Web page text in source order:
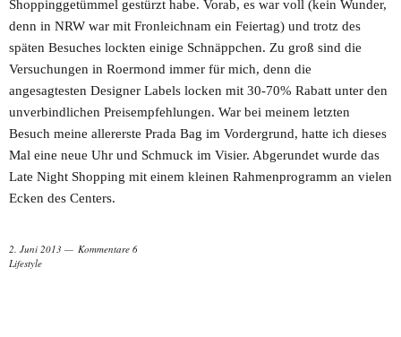
Shoppinggetümmel gestürzt habe. Vorab, es war voll (kein Wunder,
denn in NRW war mit Fronleichnam ein Feiertag) und trotz des
späten Besuches lockten einige Schnäppchen. Zu groß sind die
Versuchungen in Roermond immer für mich, denn die
angesagtesten Designer Labels locken mit 30-70% Rabatt unter den
unverbindlichen Preisempfehlungen. War bei meinem letzten
Besuch meine allererste Prada Bag im Vordergrund, hatte ich dieses
Mal eine neue Uhr und Schmuck im Visier. Abgerundet wurde das
Late Night Shopping mit einem kleinen Rahmenprogramm an vielen
Ecken des Centers.
2. Juni 2013
Kommentare 6
Lifestyle